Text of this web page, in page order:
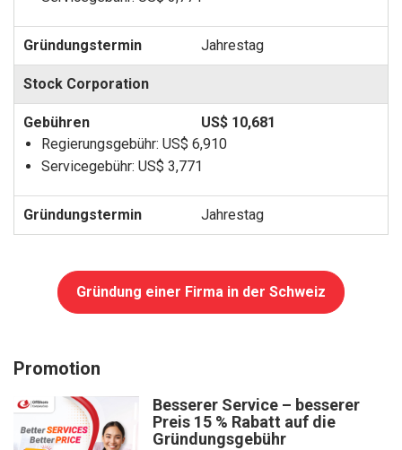
Jahrestag
Stock Corporation
US$ 10,681
Regierungsgebühr: US$ 6,910
Servicegebühr: US$ 3,771
Jahrestag
Gründung einer Firma in der Schweiz
Promotion
Besserer Service – besserer
Preis 15 % Rabatt auf die
Gründungsgebühr